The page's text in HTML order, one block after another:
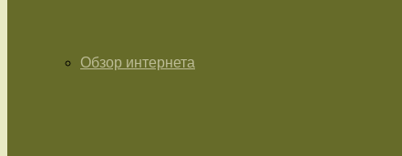
Обзор интернета